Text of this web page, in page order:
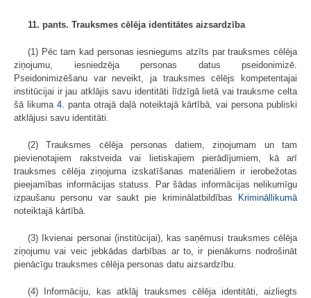
11. pants. Trauksmes cēlēja identitātes aizsardzība
(1) Pēc tam kad personas iesniegums atzīts par trauksmes cēlēja
ziņojumu, iesniedzēja personas datus pseidonimizē.
Pseidonimizēšanu var neveikt, ja trauksmes cēlējs kompetentajai
institūcijai ir jau atklājis savu identitāti līdzīgā lietā vai trauksme celta
šā likuma 4. panta otrajā daļā noteiktajā kārtībā, vai persona publiski
atklājusi savu identitāti.
(2) Trauksmes cēlēja personas datiem, ziņojumam un tam
pievienotajiem rakstveida vai lietiskajiem pierādījumiem, kā arī
trauksmes cēlēja ziņojuma izskatīšanas materiāliem ir ierobežotas
pieejamības informācijas statuss. Par šādas informācijas nelikumīgu
izpaušanu personu var saukt pie kriminālatbildības
Krimināllikumā
noteiktajā kārtībā.
(3) Ikvienai personai (institūcijai), kas saņēmusi trauksmes cēlēja
ziņojumu vai veic jebkādas darbības ar to, ir pienākums nodrošināt
pienācīgu trauksmes cēlēja personas datu aizsardzību.
(4) Informāciju, kas atklāj trauksmes cēlēja identitāti, aizliegts